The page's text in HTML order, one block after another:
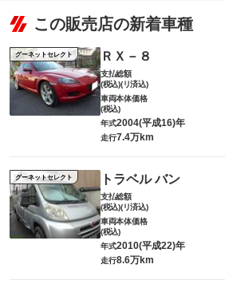
この販売店の新着車種
グーネットセレクト ＲＸ－８
支払総額
(税込)(リ済込)
車両本体価格
(税込)
年式2004(平成16)年
走行7.4万km
グーネットセレクト トラベル バン
支払総額
(税込)(リ済込)
車両本体価格
(税込)
年式2010(平成22)年
走行8.6万km